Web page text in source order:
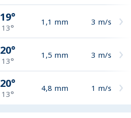
19°
13°
1,1 mm 3 m/s
20°
13°
1,5 mm 3 m/s
20°
13°
4,8 mm 1 m/s